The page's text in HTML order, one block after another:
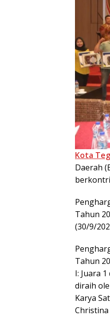
Kota
Daerah
Tahun
(30/9/
Tahun
I: Juara
diraih
Karya